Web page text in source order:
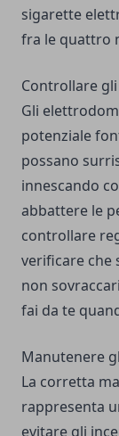
sigarette
fra le quattro
Controllare
Gli
potenziale
possano
innescando
abbattere le
controllare
verificare che
non
fai da te
Manutenere
La corretta
rappresenta
evitare gli